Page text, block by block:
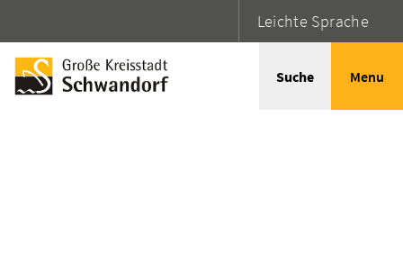
Leichte Sprache
Suche Menu